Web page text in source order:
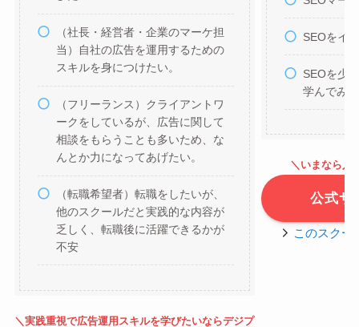
（社長・経営者・企業のマーケ担
当）自社の広告を運用するための
スキルを身につけたい。
（フリーランス）クライアントワ
ークをしているが、広告に関して
相談をもらうことも多いため、な
んとか力になってあげたい。
（転職希望者）転職をしたいが、
他のスクールだと実践的な内容が
乏しく、転職後に活躍できるかが
不安
＼実践重視で広告運用スキルを学びたいならデジプ
SEOをイ
SEOを少
学んでみ
＼いまなら入
公式サ
このスクー